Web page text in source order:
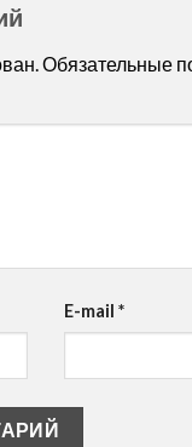
Обязательные
E-mail *